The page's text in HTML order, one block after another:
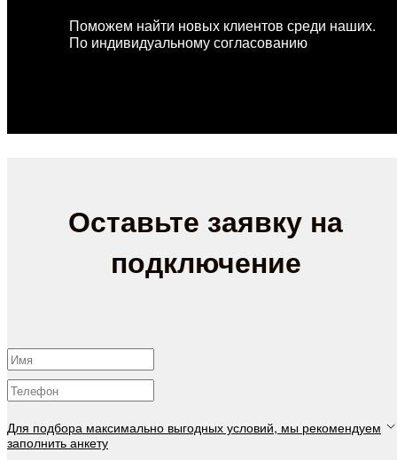
Поможем найти новых клиентов среди наших.
По индивидуальному согласованию
Оставьте заявку на
подключение
Для подбора максимально выгодных условий, мы рекомендуем
заполнить анкету